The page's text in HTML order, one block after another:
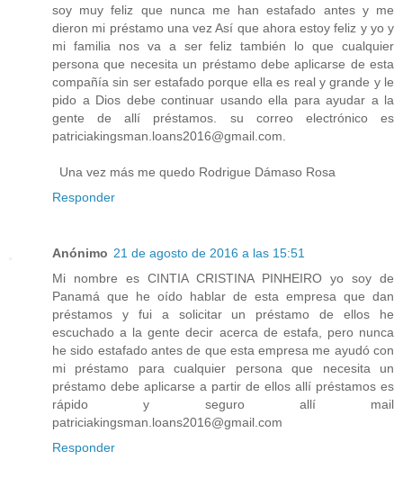
soy muy feliz que nunca me han estafado antes y me
dieron mi préstamo una vez Así que ahora estoy feliz y yo y
mi familia nos va a ser feliz también lo que cualquier
persona que necesita un préstamo debe aplicarse de esta
compañía sin ser estafado porque ella es real y grande y le
pido a Dios debe continuar usando ella para ayudar a la
gente de allí préstamos. su correo electrónico es
patriciakingsman.loans2016@gmail.com.
Una vez más me quedo Rodrigue Dámaso Rosa
Responder
Anónimo 21 de agosto de 2016 a las 15:51
Mi nombre es CINTIA CRISTINA PINHEIRO yo soy de
Panamá que he oído hablar de esta empresa que dan
préstamos y fui a solicitar un préstamo de ellos he
escuchado a la gente decir acerca de estafa, pero nunca
he sido estafado antes de que esta empresa me ayudó con
mi préstamo para cualquier persona que necesita un
préstamo debe aplicarse a partir de ellos allí préstamos es
rápido y seguro allí mail
patriciakingsman.loans2016@gmail.com
Responder